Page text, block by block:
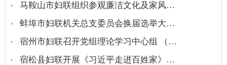
马鞍山市妇联组织参观廉洁文化及家风…
蚌埠市妇联机关总支委员会换届选举大…
宿州市妇联召开党组理论学习中心组 （…
宿松县妇联开展《习近平走进百姓家》…